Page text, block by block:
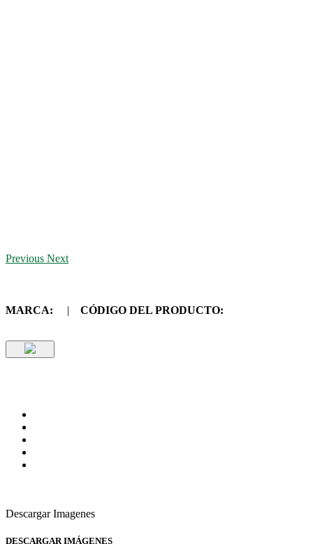
Previous Next
MARCA: | CÓDIGO DEL PRODUCTO:
Descargar Imagenes
DESCARGAR IMÁGENES